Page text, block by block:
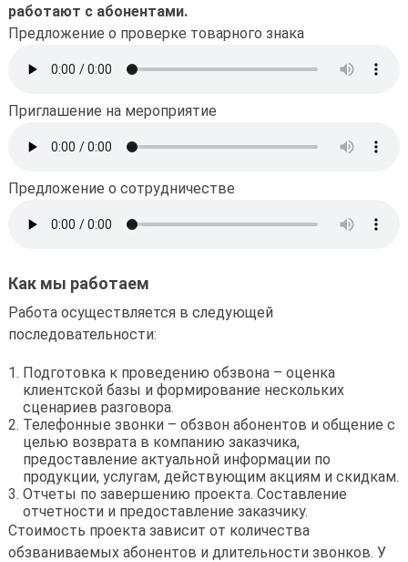
работают с абонентами.
Предложение о проверке товарного знака
Приглашение на мероприятие
Предложение о сотрудничестве
Как мы работаем
Работа осуществляется в следующей
последовательности:
Подготовка к проведению обзвона – оценка
клиентской базы и формирование нескольких
сценариев разговора.
Телефонные звонки – обзвон абонентов и общение с
целью возврата в компанию заказчика,
предоставление актуальной информации по
продукции, услугам, действующим акциям и скидкам.
Отчеты по завершению проекта. Составление
отчетности и предоставление заказчику.
Стоимость проекта зависит от количества
обзваниваемых абонентов и длительности звонков. У